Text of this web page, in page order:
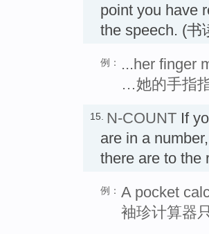
point you have
the speech. (书
例：
...her finger
…她的手指
15. N-COUNT If
are in a
there are to the
例： A pocket
袖珍计算器